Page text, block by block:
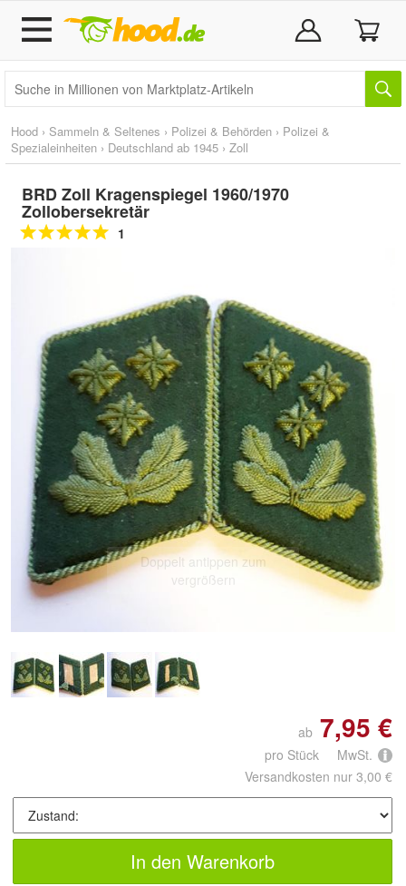
Hood › Sammeln & Seltenes › Polizei & Behörden › Polizei &
Spezialeinheiten › Deutschland ab 1945 › Zoll
BRD Zoll Kragenspiegel 1960/1970
Zollobersekretär
1
Doppelt antippen zum
vergrößern
ab 7,95 €
pro Stück MwSt.
Versandkosten nur 3,00 €
In den Warenkorb